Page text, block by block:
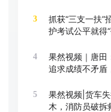
3
抓获“三支一扶”
护考试公平就得
4
果然视频｜唐田
追求成绩不矛盾
5
果然视频|货车
木，消防员破拆